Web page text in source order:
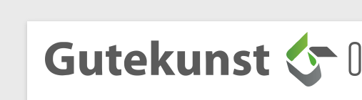
contenu
Gutekunst
Formfedern
Informationen
und
Wissenswertes